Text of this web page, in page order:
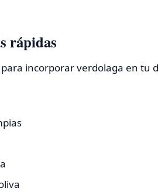
rápidas
incorporar verdolaga en tu